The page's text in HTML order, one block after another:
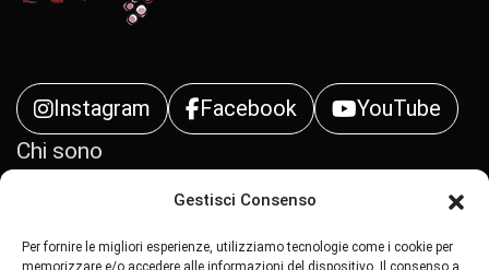
Gestisci Consenso
Per fornire le migliori esperienze, utilizziamo tecnologie come i cookie per
memorizzare e/o accedere alle informazioni del dispositivo. Il consenso a
Instagram Facebook
YouTube
Chi sono
Privacy Policy